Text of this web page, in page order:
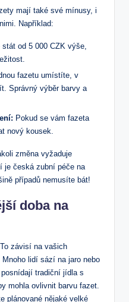
mají také své mínusy, i
Například:
od 5 000 CZK výše,
fazetu umístíte, v
Správný výběr barvy a
Pokud se vám fazeta
nový kousek.
změna vyžaduje
je česká zubní péče na
případů nemusíte bát!
doba na
závisí na vašich
lidí sází na jaro nebo
tradiční jídla s
mohla ovlivnit barvu fazet.
plánované nějaké velké